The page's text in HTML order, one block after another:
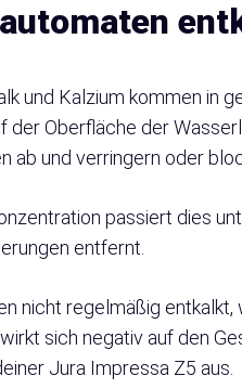
und Kalzium kommen in
der Oberfläche der
ab und verringern oder
passiert dies
entfernt.
nicht regelmäßig
sich negativ auf den
Jura Impressa Z5 aus.